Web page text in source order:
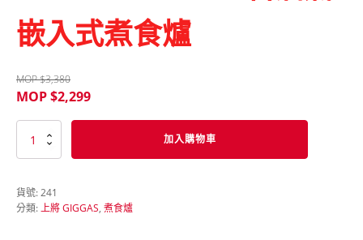
嵌入式煮食爐
MOP $3,380
MOP $2,299
GIGGAS
油
氣-
加入購物車
貨號:241
分類:上將 GIGGAS, 煮食爐